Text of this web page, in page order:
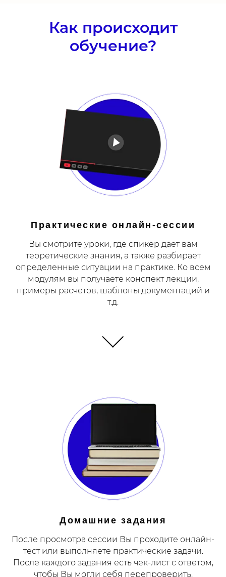
Как происходит
обучение?
Практические онлайн-сессии
Вы смотрите уроки, где спикер дает вам
теоретические знания, а также разбирает
определенные ситуации на практике. Ко всем
модулям вы получаете конспект лекции,
примеры расчетов, шаблоны документаций и
т.д.
Домашние задания
После просмотра сессии Вы проходите онлайн-
тест или выполняете практические задачи.
После каждого задания есть чек-лист с ответом,
чтобы Вы могли себя перепроверить.